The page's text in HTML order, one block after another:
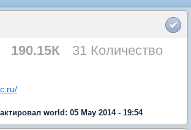
190.15К
31 Количество
world: 05 May 2014 - 19:54